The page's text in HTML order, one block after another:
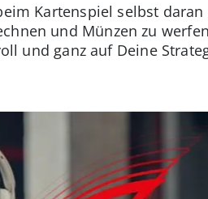
Kartenspiel selbst
und Münzen zu
und ganz auf Deine